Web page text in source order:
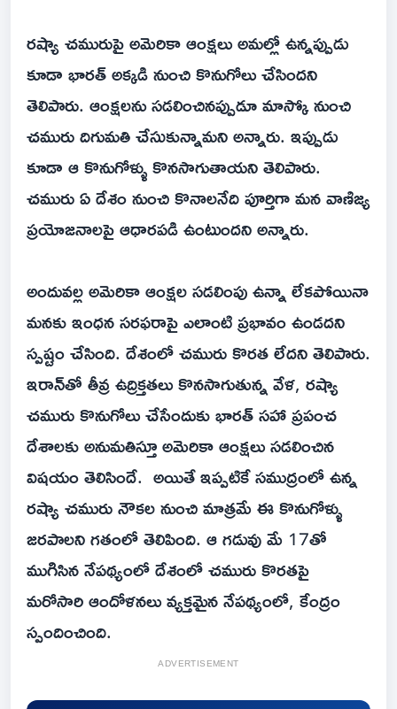
రష్యా చమురుపై అమెరికా ఆంక్షలు అమల్లో ఉన్నప్పుడు
కూడా భారత్ అక్కడి నుంచి కొనుగోలు చేసిందని
తెలిపారు. ఆంక్షలను సడలించినప్పుడూ మాస్కో నుంచి
చమురు దిగుమతి చేసుకున్నామని అన్నారు. ఇప్పుడు
కూడా ఆ కొనుగోళ్ళు కొనసాగుతాయని తెలిపారు.
చమురు ఏ దేశం నుంచి కొనాలనేది పూర్తిగా మన వాణిజ్య
ప్రయోజనాలపై ఆధారపడి ఉంటుందని అన్నారు.
అందువల్ల అమెరికా ఆంక్షల సడలింపు ఉన్నా లేకపోయినా
మనకు ఇంధన సరఫరాపై ఎలాంటి ప్రభావం ఉండదని
స్పష్టం చేసింది. దేశంలో చమురు కొరత లేదని తెలిపారు.
ఇరాన్‌తో తీవ్ర ఉద్రిక్తతలు కొనసాగుతున్న వేళ, రష్యా
చమురు కొనుగోలు చేసేందుకు భారత్ సహా ప్రపంచ
దేశాలకు అనుమతిస్తూ అమెరికా ఆంక్షలు సడలించిన
విషయం తెలిసిందే. అయితే ఇప్పటికే సముద్రంలో ఉన్న
రష్యా చమురు నౌకల నుంచి మాత్రమే ఈ కొనుగోళ్ళు
జరపాలని గతంలో తెలిపింది. ఆ గడువు మే 17తో
ముగిసిన నేపథ్యంలో దేశంలో చమురు కొరతపై
మరోసారి ఆందోళనలు వ్యక్తమైన నేపథ్యంలో, కేంద్రం
స్పందించింది.
ADVERTISEMENT